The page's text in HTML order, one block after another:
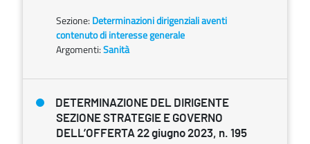
Sezione: Determinazioni dirigenziali aventi
contenuto di interesse generale
Argomenti:Sanità
DETERMINAZIONE DEL DIRIGENTE
SEZIONE STRATEGIE E GOVERNO
DELL’OFFERTA 22 giugno 2023, n. 195